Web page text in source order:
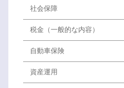
社会保障
税金（一般的な内容）
自動車保険
資産運用